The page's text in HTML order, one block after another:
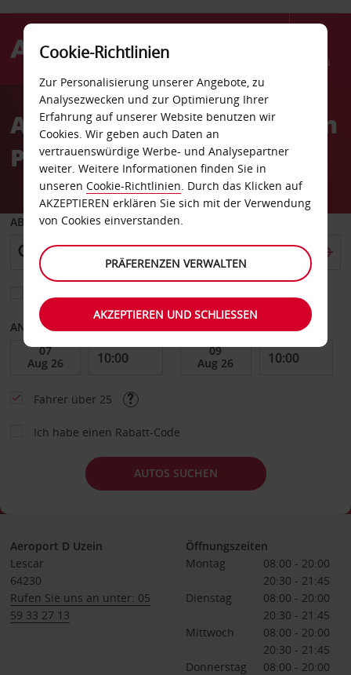
Menü
AvisAutovermietung Flughafen
Pau-Pyrenäen
ABHOLEN VON
ANFANGSDATUM
Fahrer über 25
Ich habe einen Rabatt-Code
AUTOS SUCHEN
Aeroport D Uzein
Lescar
64230
Rufen Sie uns an unter: 05
59 33 27 13
Öffnungszeiten
Montag
08:00 - 20:00
20:30 - 21:45
Dienstag
08:00 - 20:00
20:30 - 21:45
Mittwoch
08:00 - 20:00
20:30 - 21:45
Donnerstag
08:00 - 20:00
Cookie-Richtlinien
Zur Personalisierung unserer Angebote, zu
Analysezwecken und zur Optimierung Ihrer
Erfahrung auf unserer Website benutzen wir
Cookies. Wir geben auch Daten an
vertrauenswürdige Werbe- und Analysepartner
weiter. Weitere Informationen finden Sie in
unseren Cookie-Richtlinien. Durch das Klicken auf
AKZEPTIEREN erklären Sie sich mit der Verwendung
von Cookies einverstanden.
PRÄFERENZEN VERWALTEN
AKZEPTIEREN UND SCHLIESSEN